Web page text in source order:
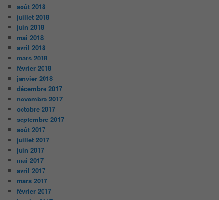
août 2018
juillet 2018
juin 2018
mai 2018
avril 2018
mars 2018
février 2018
janvier 2018
décembre 2017
novembre 2017
octobre 2017
septembre 2017
août 2017
juillet 2017
juin 2017
mai 2017
avril 2017
mars 2017
février 2017